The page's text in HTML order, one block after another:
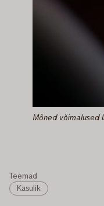
Mõned võimalused
Teemad
Kasulik